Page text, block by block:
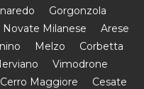
Gorgonzola
Novate Milanese
Arese
Melzo
Corbetta
Vimodrone
Cerro Maggiore
Cesate